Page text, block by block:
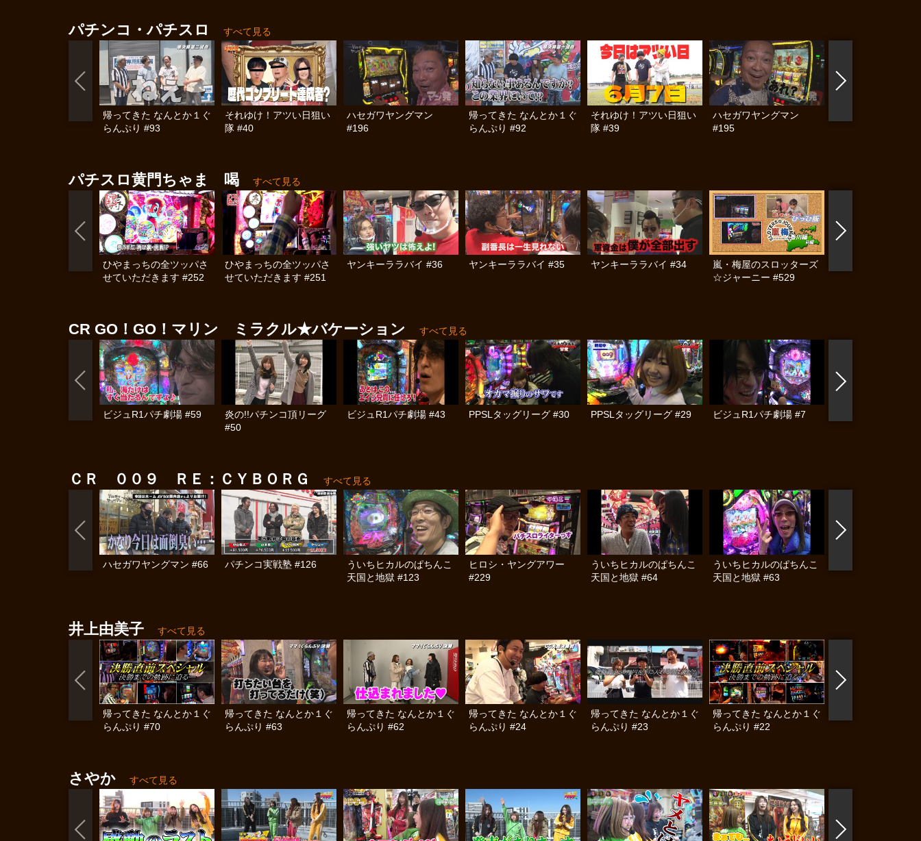
パチンコ・パチスロ すべて見る
帰ってきた なんとか１ぐ
らんぷり #93
それゆけ！アツい日狙い
隊 #40
ハセガワヤングマン
#196
帰ってきた なんとか１ぐ
らんぷり #92
それゆけ！アツい日狙い
隊 #39
ハセガワヤングマン
#195
パチスロ黄門ちゃま 喝 すべて見る
ひやまっちの全ツッパさ
せていただきます #252
ひやまっちの全ツッパさ
せていただきます #251
ヤンキーララバイ #36 ヤンキーララバイ #35 ヤンキーララバイ #34
嵐・梅屋のスロッターズ
☆ジャーニー #529
CR GO！GO！マリン ミラクル★バケーション すべて見る
ビジュR1パチ劇場 #59
炎の!!パチンコ頂リーグ
#50
ビジュR1パチ劇場 #43 PPSLタッグリーグ #30 PPSLタッグリーグ #29 ビジュR1パチ劇場 #7
ＣＲ ００９ ＲＥ：ＣＹＢＯＲＧ すべて見る
ハセガワヤングマン #66 パチンコ実戦塾 #126
ういちヒカルのぱちんこ
天国と地獄 #123
ヒロシ・ヤングアワー
#229
ういちヒカルのぱちんこ
天国と地獄 #64
ういちヒカルのぱちんこ
天国と地獄 #63
井上由美子 すべて見る
帰ってきた なんとか１ぐ
らんぷり #70
帰ってきた なんとか１ぐ
らんぷり #63
帰ってきた なんとか１ぐ
らんぷり #62
帰ってきた なんとか１ぐ
らんぷり #24
帰ってきた なんとか１ぐ
らんぷり #23
帰ってきた なんとか１ぐ
らんぷり #22
さやか すべて見る